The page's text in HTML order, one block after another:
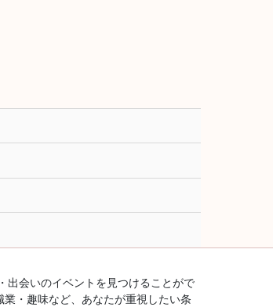
出会いのイベントを見つけることがで
・趣味など、あなたが重視したい条